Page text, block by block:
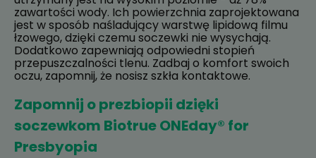
zawartości wody. Ich powierzchnia zaprojektowana
jest w sposób naśladujący warstwę lipidową filmu
łzowego, dzięki czemu soczewki nie wysychają.
Dodatkowo zapewniają odpowiedni stopień
przepuszczalności tlenu. Zadbaj o komfort swoich
oczu, zapomnij, że nosisz szkła kontaktowe.
Zapomnij o prezbiopii dzięki
soczewkom Biotrue ONEday® for
Presbyopia